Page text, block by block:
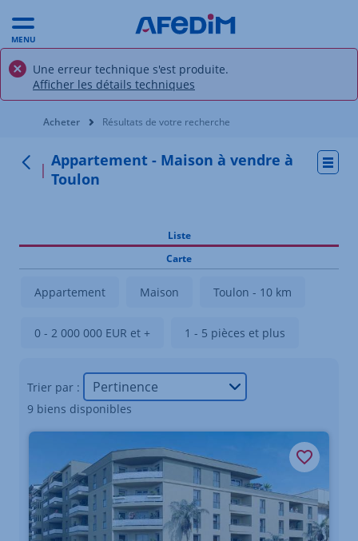
MENU
Une erreur technique s'est produite.
Afficher les détails techniques
Vous êtes ici:
Acheter Résultats de votre recherche
Retour
Appartement - Maison à vendre à
Toulon
Liste
Carte
Appartement Maison Toulon - 10 km
0 - 2 000 000 EUR et + 1 - 5 pièces et plus
Trier par :
9 biens disponibles